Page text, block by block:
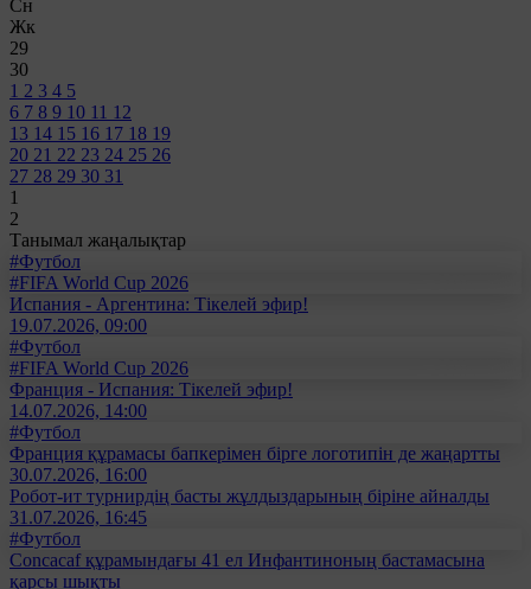
Сн
Жк
29
30
1 2 3 4 5
6 7 8 9 10 11 12
13 14 15 16 17 18 19
20 21 22 23 24 25 26
27 28 29 30 31
1
2
Танымал жаңалықтар
#Футбол
#FIFA World Cup 2026
Испания - Аргентина: Тікелей эфир!
19.07.2026, 09:00
#Футбол
#FIFA World Cup 2026
Франция - Испания: Тікелей эфир!
14.07.2026, 14:00
#Футбол
Франция құрамасы бапкерімен бірге логотипін де жаңартты
30.07.2026, 16:00
Робот-ит турнирдің басты жұлдыздарының біріне айналды
31.07.2026, 16:45
#Футбол
Concacaf құрамындағы 41 ел Инфантиноның бастамасына
қарсы шықты